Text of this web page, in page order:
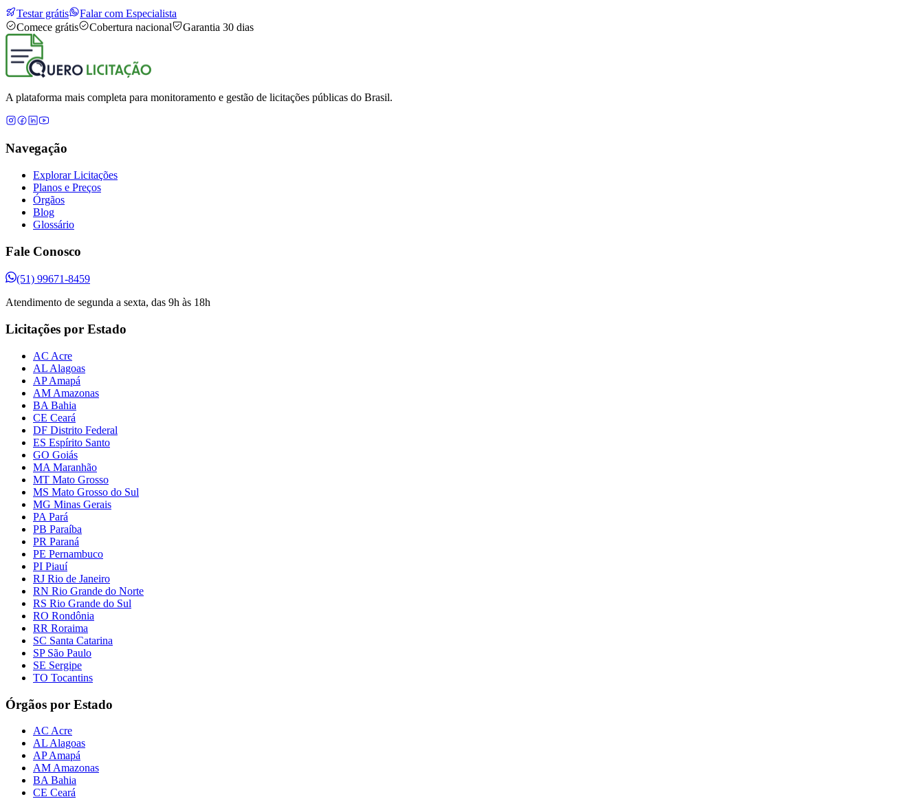
Testar grátis
Falar com Especialista
Comece grátis
Cobertura nacional Garantia 30 dias
A plataforma mais completa para monitoramento e gestão de licitações públicas do Brasil.
Navegação
Explorar Licitações
Planos e Preços
Órgãos
Blog
Glossário
Fale Conosco
(51) 99671-8459
Atendimento de segunda a sexta, das 9h às 18h
Licitações por Estado
AC Acre
AL Alagoas
AP Amapá
AM Amazonas
BA Bahia
CE Ceará
DF Distrito Federal
ES Espírito Santo
GO Goiás
MA Maranhão
MT Mato Grosso
MS Mato Grosso do Sul
MG Minas Gerais
PA Pará
PB Paraíba
PR Paraná
PE Pernambuco
PI Piauí
RJ Rio de Janeiro
RN Rio Grande do Norte
RS Rio Grande do Sul
RO Rondônia
RR Roraima
SC Santa Catarina
SP São Paulo
SE Sergipe
TO Tocantins
Órgãos por Estado
AC Acre
AL Alagoas
AP Amapá
AM Amazonas
BA Bahia
CE Ceará